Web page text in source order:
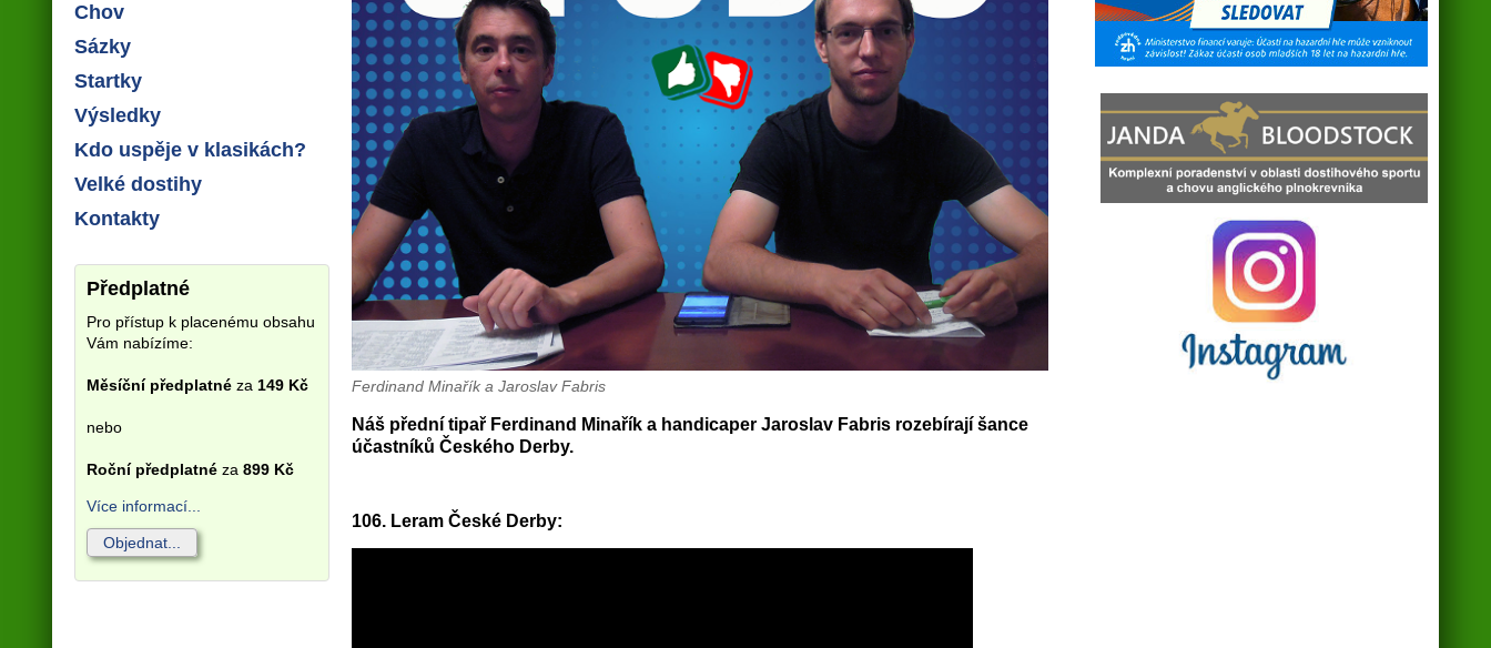
Chov
Sázky
Startky
Výsledky
Kdo uspěje v klasikách?
Velké dostihy
Kontakty
Předplatné
Pro přístup k placenému obsahu
Vám nabízíme:
Měsíční předplatné za 149 Kč
nebo
Roční předplatné za 899 Kč
Více informací...
Objednat...
Ferdinand Minařík a Jaroslav Fabris
Náš přední tipař Ferdinand Minařík a handicaper Jaroslav Fabris rozebírají šance
účastníků Českého Derby.
106. Leram České Derby: